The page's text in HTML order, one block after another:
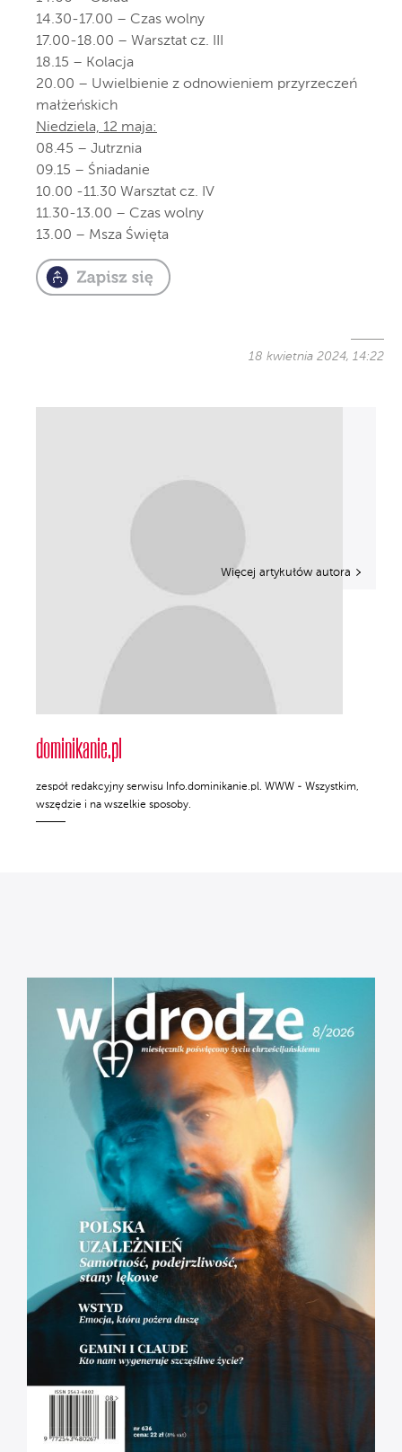
14.30-17.00 – Czas wolny
17.00-18.00 – Warsztat cz. III
18.15 – Kolacja
20.00 – Uwielbienie z odnowieniem przyrzeczeń
małżeńskich
Niedziela, 12 maja:
08.45 – Jutrznia
09.15 – Śniadanie
10.00 -11.30 Warsztat cz. IV
11.30-13.00 – Czas wolny
13.00 – Msza Święta
18 kwietnia 2024, 14:22
dominikanie.pl
zespół redakcyjny serwisu Info.dominikanie.pl. WWW - Wszystkim,
wszędzie i na wszelkie sposoby.
Więcej artykułów autora